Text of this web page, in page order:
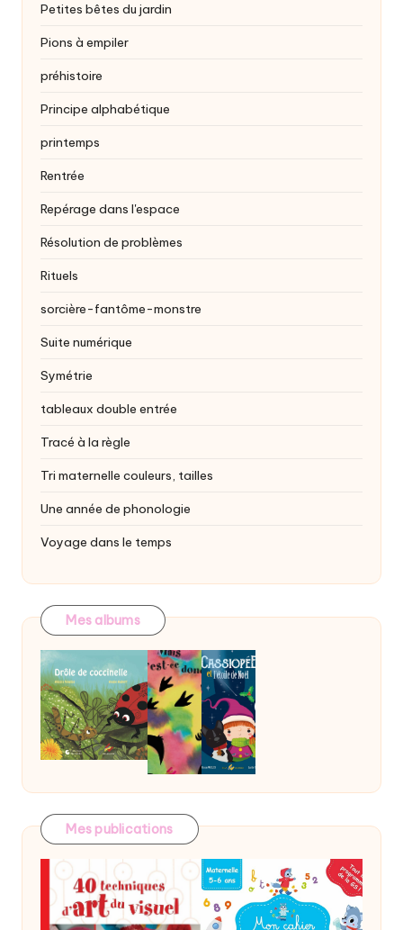
Petites bêtes du jardin
Pions à empiler
préhistoire
Principe alphabétique
printemps
Rentrée
Repérage dans l'espace
Résolution de problèmes
Rituels
sorcière-fantôme-monstre
Suite numérique
Symétrie
tableaux double entrée
Tracé à la règle
Tri maternelle couleurs, tailles
Une année de phonologie
Voyage dans le temps
Mes albums
Mes publications